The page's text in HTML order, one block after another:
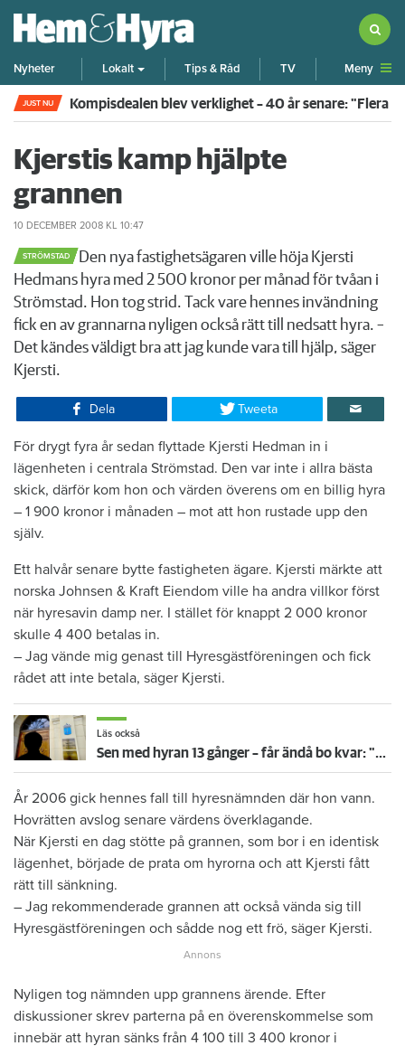
Nyheter Lokalt Tips & Råd TV Meny
JUST NU Kompisdealen blev verklighet – 40 år senare: "Flera
Kjerstis kamp hjälpte
grannen
10 DECEMBER 2008 KL 10:47
STRÖMSTAD
​Den nya fastighetsägaren ville höja Kjersti
Hedmans hyra med 2 500 kronor per månad för tvåan i
Strömstad. Hon tog strid. Tack vare hennes invändning
fick en av grannarna nyligen också rätt till nedsatt hyra. –
Det kändes väldigt bra att jag kunde vara till hjälp, säger
Kjersti.
Dela Tweeta
​För drygt fyra år sedan flyttade Kjersti Hedman in i
lägenheten i centrala Strömstad. Den var inte i allra bästa
skick, därför kom hon och värden överens om en billig hyra
– 1 900 kronor i månaden – mot att hon rustade upp den
själv.
Ett halvår senare bytte fastigheten ägare. Kjersti märkte att
norska Johnsen & Kraft Eiendom ville ha andra villkor först
när hyresavin damp ner. I stället för knappt 2 000 kronor
skulle 4 400 betalas in.
– Jag vände mig genast till Hyresgästföreningen och fick
rådet att inte betala, säger Kjersti.
Läs också
Sen med hyran 13 gånger – får ändå bo kvar: "Glömde att betala"
År 2006 gick hennes fall till hyresnämnden där hon vann.
Hovrätten avslog senare värdens överklagande.
När Kjersti en dag stötte på grannen, som bor i en identisk
lägenhet, började de prata om hyrorna och att Kjersti fått
rätt till sänkning.
– Jag rekommenderade grannen att också vända sig till
Hyresgästföreningen och sådde nog ett frö, säger Kjersti.
Nyligen tog nämnden upp grannens ärende. Efter
diskussioner skrev parterna på en överenskommelse som
innebär att hyran sänks från 4 100 till 3 400 kronor i